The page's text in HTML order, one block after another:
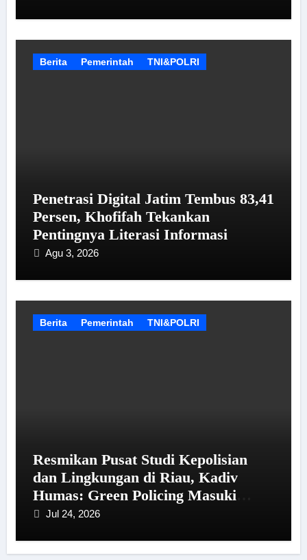
Berita Pemerintah TNI&POLRI
Penetrasi Digital Jatim Tembus 83,41
Persen, Khofifah Tekankan
Pentingnya Literasi Informasi
Agu 3, 2026
Berita Pemerintah TNI&POLRI
Resmikan Pusat Studi Kepolisian
dan Lingkungan di Riau, Kadiv
Humas: Green Policing Masuki
Babak Baru
Jul 24, 2026